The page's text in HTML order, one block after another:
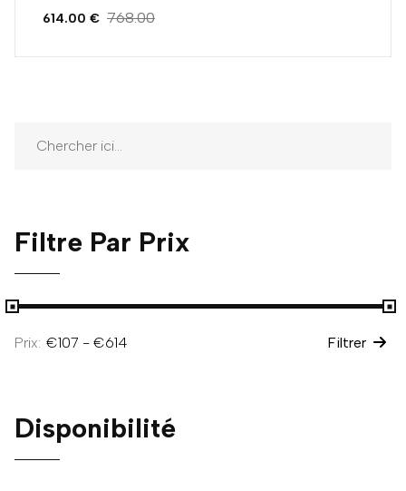
Filtre Par Prix
Prix: Filtrer
Disponibilité
614.00 € 768.00